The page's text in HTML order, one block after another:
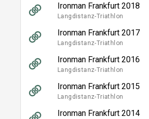
Ironman Frankfurt 2018
Langdistanz-Triathlon
Ironman Frankfurt 2017
Langdistanz-Triathlon
Ironman Frankfurt 2016
Langdistanz-Triathlon
Ironman Frankfurt 2015
Langdistanz-Triathlon
Ironman Frankfurt 2014